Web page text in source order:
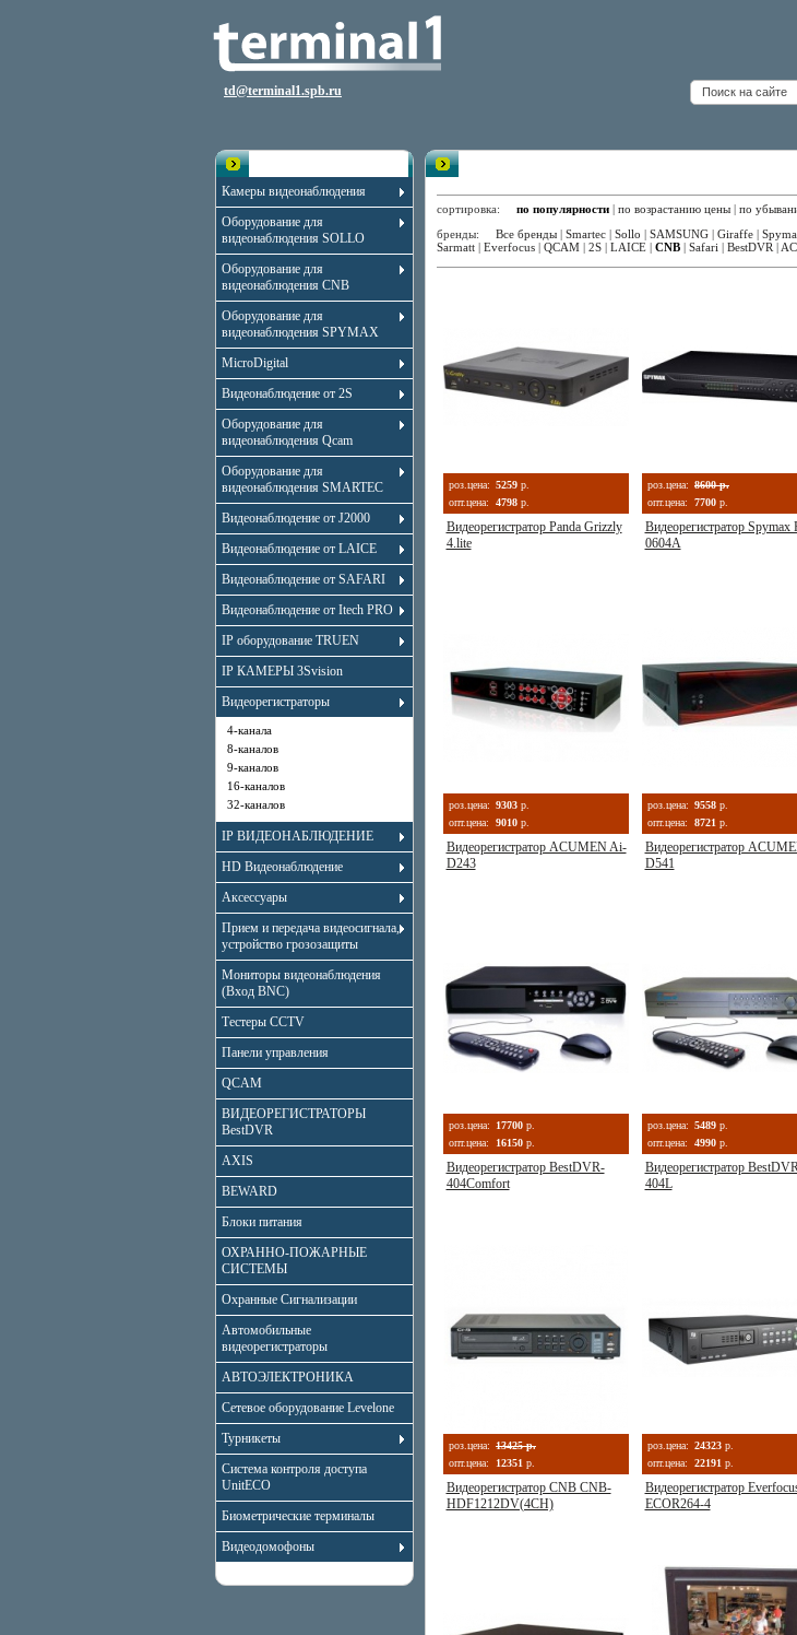
td@terminal1.spb.ru
Камеры видеонаблюдения
Оборудование для
видеонаблюдения SOLLO
Оборудование для
видеонаблюдения CNB
Оборудование для
видеонаблюдения SPYMAX
MicroDigital
Видеонаблюдение от 2S
Оборудование для
видеонаблюдения Qcam
Оборудование для
видеонаблюдения SMARTEC
Видеонаблюдение от J2000
Видеонаблюдение от LAICE
Видеонаблюдение от SAFARI
Видеонаблюдение от Itech PRO
IP оборудование TRUEN
IP КАМЕРЫ 3Svision
Видеорегистраторы
4-канала
8-каналов
9-каналов
16-каналов
32-каналов
IP ВИДЕОНАБЛЮДЕНИЕ
HD Видеонаблюдение
Аксессуары
Прием и передача видеосигнала,
устройство грозозащиты
Мониторы видеонаблюдения
(Вход BNC)
Тестеры CCTV
Панели управления
QCAM
ВИДЕОРЕГИСТРАТОРЫ
BestDVR
AXIS
BEWARD
Блоки питания
ОХРАННО-ПОЖАРНЫЕ
СИСТЕМЫ
Охранные Сигнализации
Автомобильные
видеорегистраторы
АВТОЭЛЕКТРОНИКА
Сетевое оборудование Levelone
Турникеты
Система контроля доступа
UnitECO
Биометрические терминалы
Видеодомофоны
сортировка: по популярности | по возрастанию цены | по
бренды: Все бренды | Smartec | Sollo | SAMSUNG | Giraffe |
Sarmatt | Everfocus | QCAM | 2S | LAICE | CNB | Safari | BestDVR |
роз.цена: 5259 р.
опт.цена:
4798 р.
Видеорегистратор Panda Grizzly
4.lite
роз.цена: 8600 р.
опт.цена:
7700 р.
Видеорегистратор Spymax
0604A
роз.цена: 9303 р.
опт.цена:
9010 р.
Видеорегистратор ACUMEN Ai-
D243
роз.цена: 9558 р.
опт.цена:
8721 р.
Видеорегистратор
D541
роз.цена: 17700 р.
опт.цена:
16150 р.
Видеорегистратор BestDVR-
404Comfort
роз.цена: 5489 р.
опт.цена:
4990 р.
Видеорегистратор
404L
роз.цена: 13425 р.
опт.цена:
12351 р.
Видеорегистратор CNB CNB-
HDF1212DV(4CH)
роз.цена: 24323 р.
опт.цена:
22191 р.
Видеорегистратор
ECOR264-4